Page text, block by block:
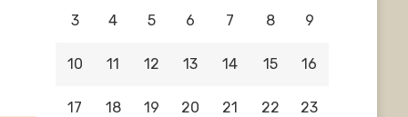
3 4 5 6 7 8 9
10 11 12 13 14 15 16
17 18 19 20 21 22 23